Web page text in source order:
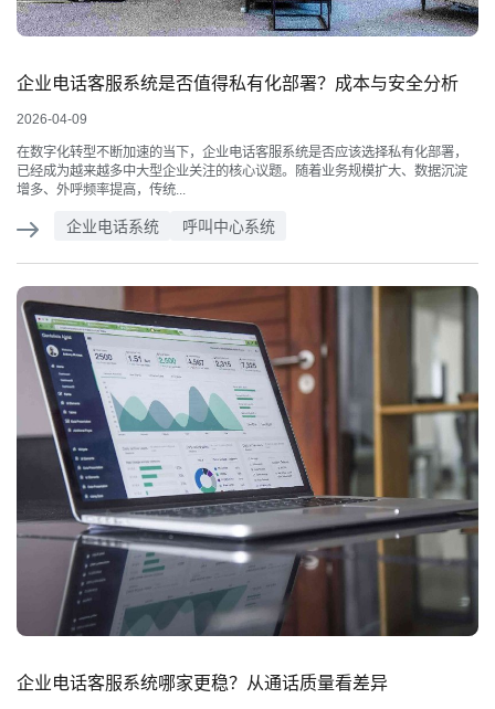
企业电话客服系统是否值得私有化部署？成本与安全分析
2026-04-09
在数字化转型不断加速的当下，企业电话客服系统是否应该选择私有化部署，
已经成为越来越多中大型企业关注的核心议题。随着业务规模扩大、数据沉淀
增多、外呼频率提高，传统...
企业电话系统 呼叫中心系统
企业电话客服系统哪家更稳？从通话质量看差异